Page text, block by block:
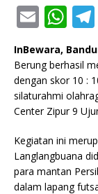
E
m
ai
l
W
h
at
s
A
p
InBewara,
Berung berhasil
dengan skor 10 :
silaturahmi
Center Zipur 9
Kegiatan ini
Langlangbuana
para mantan
dalam lapang